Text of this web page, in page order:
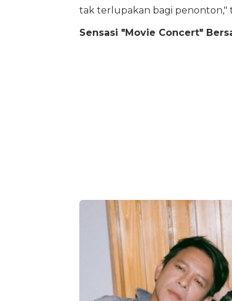
tak terlupakan bagi penonton,"
Sensasi "Movie Concert"